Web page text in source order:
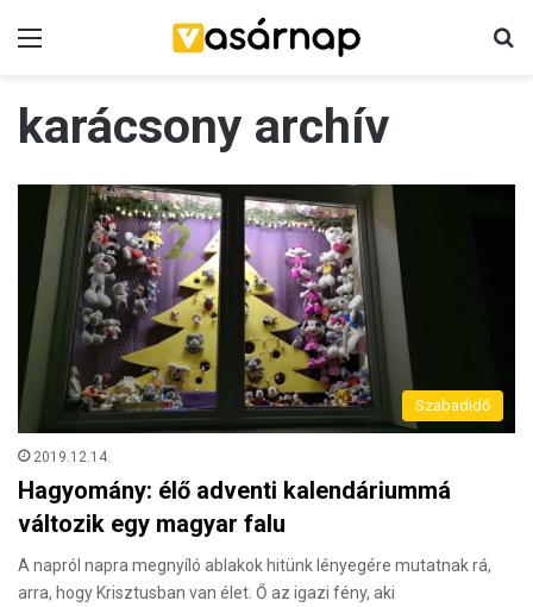
karácsony archív
Szabadidő
2019.12.14.
Hagyomány: élő adventi kalendáriummá
változik egy magyar falu
A napról napra megnyíló ablakok hitünk lényegére mutatnak rá,
arra, hogy Krisztusban van élet. Ő az igazi fény, aki